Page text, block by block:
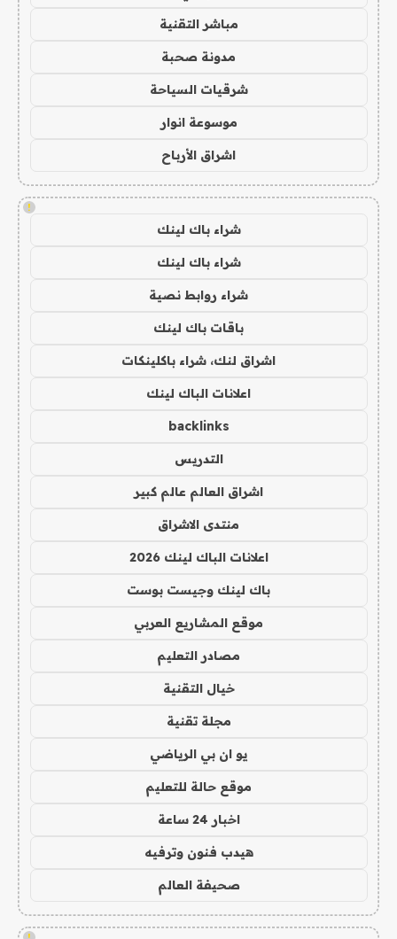
مباشر التقنية
مدونة صحبة
شرقيات السياحة
موسوعة انوار
اشراق الأرباح
!
شراء باك لينك
شراء باك لينك
شراء روابط نصية
باقات باك لينك
اشراق لنك، شراء باكلينكات
اعلانات الباك لينك
backlinks
التدريس
اشراق العالم عالم كبير
منتدى الاشراق
اعلانات الباك لينك 2026
باك لينك وجيست بوست
موقع المشاريع العربي
مصادر التعليم
خيال التقنية
مجلة تقنية
يو ان بي الرياضي
موقع حالة للتعليم
اخبار 24 ساعة
هيدب فنون وترفيه
صحيفة العالم